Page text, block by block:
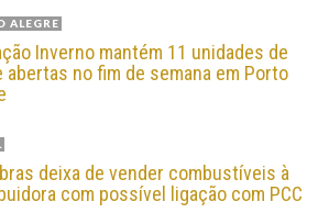
ALEGRE
Inverno mantém 11 unidades de
abertas no fim de semana em Porto
deixa de vender combustíveis à
com possível ligação com PCC